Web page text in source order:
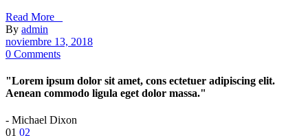
Read More _
By admin
noviembre 13, 2018
0 Comments
"Lorem ipsum dolor sit amet, cons ectetuer adipiscing elit.
Aenean commodo ligula eget dolor massa."
- Michael Dixon
01 02